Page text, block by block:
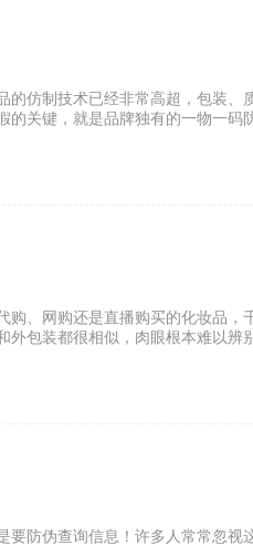
的仿制技术已经非常高超，包装、
的关键，就是品牌独有的一物一码
购、网购还是直播购买的化妆品，
外包装都很相似，肉眼根本难以辨
防伪查询信息！许多人常常忽视